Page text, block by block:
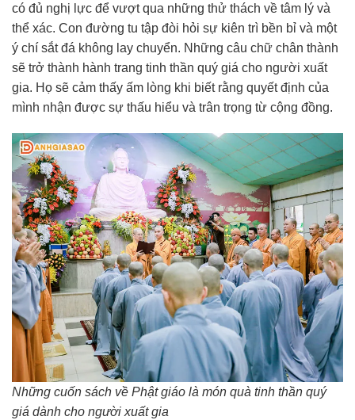
có đủ nghị lực để vượt qua những thử thách về tâm lý và
thể xác. Con đường tu tập đòi hỏi sự kiên trì bền bỉ và một
ý chí sắt đá không lay chuyển. Những câu chữ chân thành
sẽ trở thành hành trang tinh thần quý giá cho người xuất
gia. Họ sẽ cảm thấy ấm lòng khi biết rằng quyết định của
mình nhận được sự thấu hiểu và trân trọng từ cộng đồng.
Những cuốn sách về Phật giáo là món quà tinh thần quý
giá dành cho người xuất gia